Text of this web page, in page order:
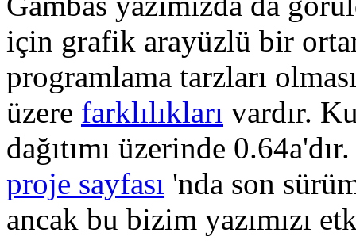
için grafik arayüzlü bir
programlama tarzları
üzere farklılıkları vardır.
dağıtımı üzerinde
proje sayfası 'nda son
ancak bu bizim yazımızı